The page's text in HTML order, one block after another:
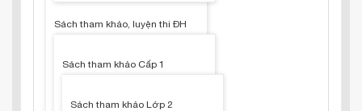
Sách tham khảo, luyện thi ĐH
Sách tham khảo Cấp 1
Sách tham khảo Lớp 2